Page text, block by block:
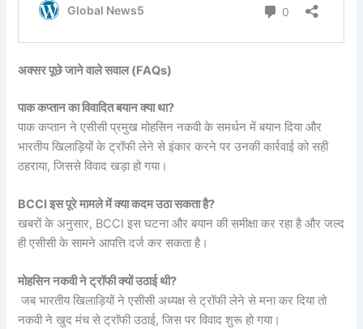
अक्सर पूछे जाने वाले सवाल (FAQs)
पाक कप्तान का विवादित बयान क्या था?
पाक कप्तान ने एसीसी प्रमुख मोहसिन नकवी के समर्थन में बयान दिया और
भारतीय खिलाड़ियों के ट्रॉफी लेने से इंकार करने पर उनकी कार्रवाई को सही
ठहराया, जिससे विवाद खड़ा हो गया।
BCCI इस पूरे मामले में क्या कदम उठा सकता है?
खबरों के अनुसार, BCCI इस घटना और बयान की समीक्षा कर रहा है और जल्द
ही एसीसी के सामने आपत्ति दर्ज कर सकता है।
मोहसिन नकवी ने ट्रॉफी क्यों उठाई थी?
जब भारतीय खिलाड़ियों ने एसीसी अध्यक्ष से ट्रॉफी लेने से मना कर दिया तो
नकवी ने खुद मंच से ट्रॉफी उठाई, जिस पर विवाद शुरू हो गया।